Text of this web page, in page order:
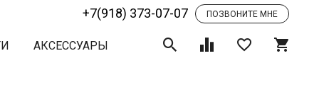
+7(918) 373-07-07 ПОЗВОНИТЕ МНЕ
АКСЕССУАРЫ